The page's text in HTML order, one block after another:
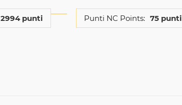
2994 punti Punti NC Points: 75 punti